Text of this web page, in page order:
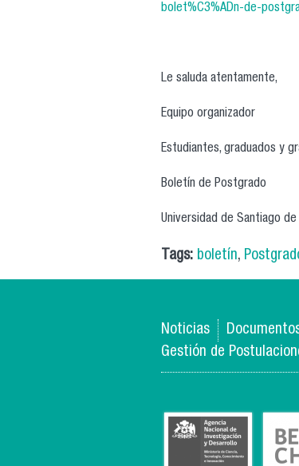
bolet%C3%ADn-de-
Le saluda atentamente,
Equipo organizador
Estudiantes, graduados y
Boletín de Postgrado
Universidad de Santiago de
Tags: boletín,
Noticias
Gestión de